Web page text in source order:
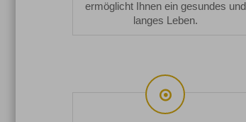
ermöglicht Ihnen ein gesundes und
langes Leben.